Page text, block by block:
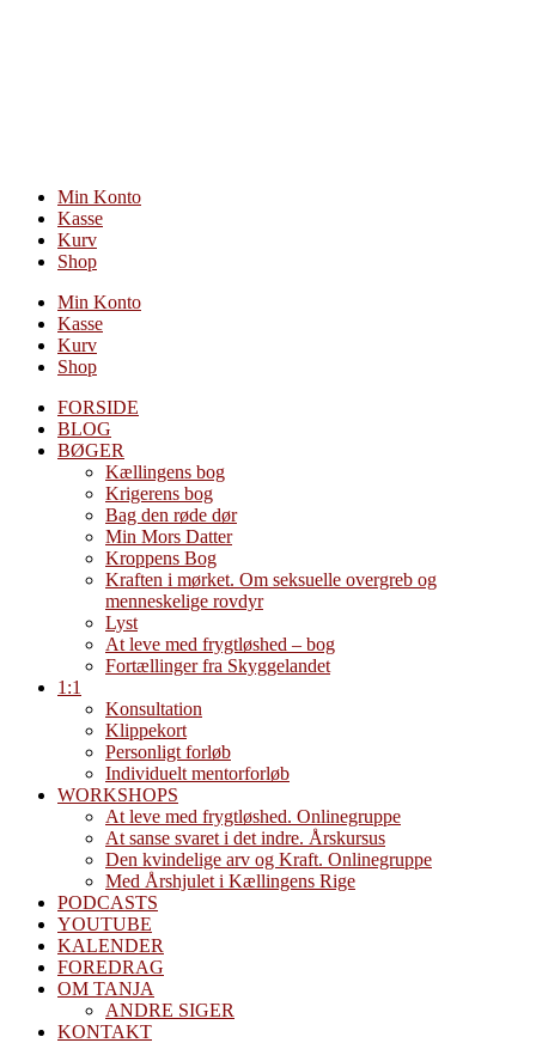
Min Konto
Kasse
Kurv
Shop
Min Konto
Kasse
Kurv
Shop
FORSIDE
BLOG
BØGER
Kællingens bog
Krigerens bog
Bag den røde dør
Min Mors Datter
Kroppens Bog
Kraften i mørket. Om seksuelle overgreb og
menneskelige rovdyr
Lyst
At leve med frygtløshed – bog
Fortællinger fra Skyggelandet
1:1
Konsultation
Klippekort
Personligt forløb
Individuelt mentorforløb
WORKSHOPS
At leve med frygtløshed. Onlinegruppe
At sanse svaret i det indre. Årskursus
Den kvindelige arv og Kraft. Onlinegruppe
Med Årshjulet i Kællingens Rige
PODCASTS
YOUTUBE
KALENDER
FOREDRAG
OM TANJA
ANDRE SIGER
KONTAKT